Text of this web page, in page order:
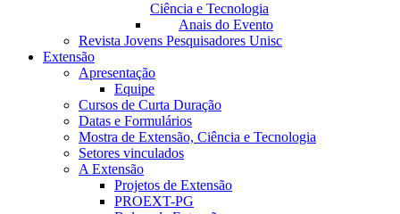
Ciência e Tecnologia
Anais do Evento
Revista Jovens Pesquisadores Unisc
Extensão
Apresentação
Equipe
Cursos de Curta Duração
Datas e Formulários
Mostra de Extensão, Ciência e Tecnologia
Setores vinculados
A Extensão
Projetos de Extensão
PROEXT-PG